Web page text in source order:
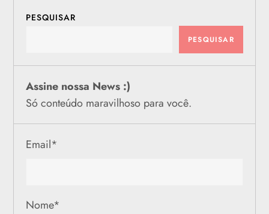
PESQUISAR
PESQUISAR
Assine nossa News :)
Só conteúdo maravilhoso para você.
Email*
Nome*